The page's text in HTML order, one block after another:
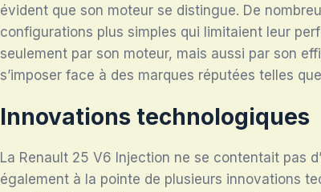
évident que son moteur se distingue. De
configurations plus simples qui limitaient leur
seulement par son moteur, mais aussi par son
s’imposer face à des marques réputées telles
Innovations technologiques
La Renault 25 V6 Injection ne se contentait pas
également à la pointe de plusieurs innovations